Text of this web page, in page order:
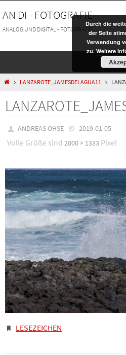
Inhalt
springen
AN DI - FOTOGRAFIE
ANALOG UND DIGITAL - FOTOGRAFIE
HOMELANZAROTE_JAMESDELAGUA11
ANDREAS OHSE 2019-01-05
Volle Größe sind 2000 × 1333 Pixel
LESEZEICHEN.
Durch die
der Seite
Verwendung
zu.Weitere